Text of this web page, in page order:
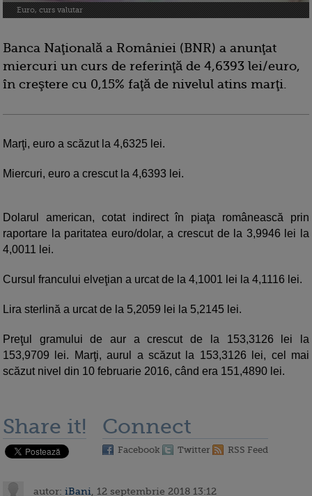
Euro, curs valutar
Banca Naţională a României (BNR) a anunţat
miercuri un curs de referinţă de 4,6393 lei/euro,
în creştere cu 0,15% faţă de nivelul atins marţi.
Marţi, euro a scăzut la 4,6325 lei.
Miercuri, euro a crescut la 4,6393 lei.
Dolarul american, cotat indirect în piaţa românească prin
raportare la paritatea euro/dolar, a crescut de la 3,9946 lei la
4,0011 lei.
Cursul francului elveţian a urcat de la 4,1001 lei la 4,1116 lei.
Lira sterlină a urcat de la 5,2059 lei la 5,2145 lei.
Preţul gramului de aur a crescut de la 153,3126 lei la
153,9709 lei. Marţi, aurul a scăzut la 153,3126 lei, cel mai
scăzut nivel din 10 februarie 2016, când era 151,4890 lei.
Share it! Connect
Facebook Twitter RSS Feed
autor: iBani , 12 septembrie 2018 13:12